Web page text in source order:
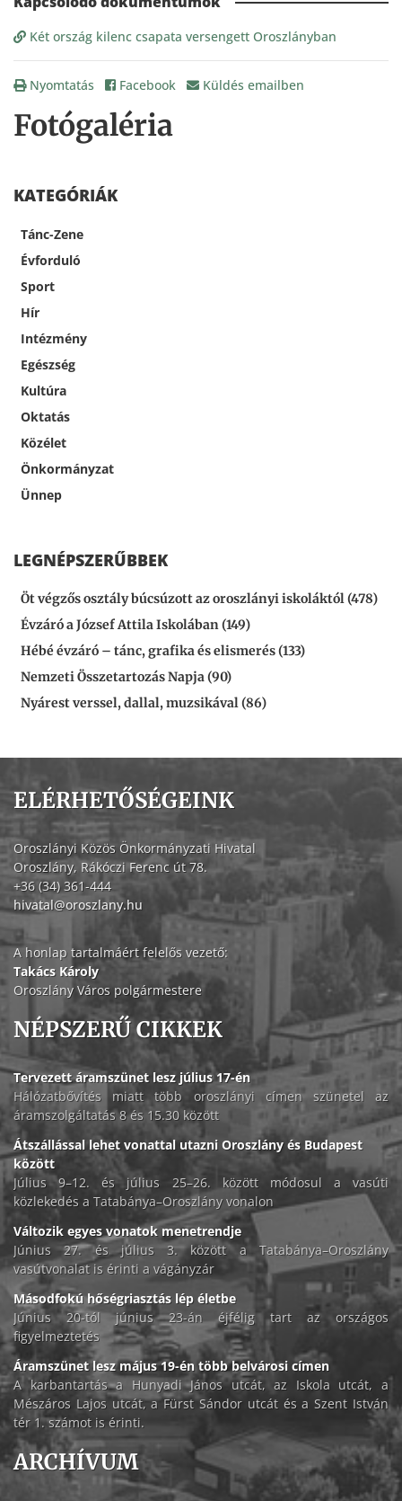
Fotógaléria
KATEGÓRIÁK
Tánc-Zene
Évforduló
Sport
Hír
Intézmény
Egészség
Kultúra
Oktatás
Közélet
Önkormányzat
Ünnep
LEGNÉPSZERŰBBEK
Öt végzős osztály búcsúzott az oroszlányi iskoláktól (478)
Évzáró a József Attila Iskolában (149)
Hébé évzáró – tánc, grafika és elismerés (133)
Nemzeti Összetartozás Napja (90)
Nyárest verssel, dallal, muzsikával (86)
Két ország kilenc csapata versengett Oroszlányban
Nyomtatás Facebook Küldés emailben
ELÉRHETŐSÉGEINK
Oroszlányi Közös Önkormányzati Hivatal
Oroszlány, Rákóczi Ferenc út 78.
+36 (34) 361-444
hivatal@oroszlany.hu
A honlap tartalmáért felelős vezető:
Takács Károly
Oroszlány Város polgármestere
NÉPSZERŰ CIKKEK
Tervezett áramszünet lesz július 17-én
Hálózatbővítés miatt több oroszlányi címen szünetel az
áramszolgáltatás 8 és 15.30 között
Átszállással lehet vonattal utazni Oroszlány és Budapest
között
Július 9–12. és július 25–26. között módosul a vasúti
közlekedés a Tatabánya–Oroszlány vonalon
Változik egyes vonatok menetrendje
Június 27. és július 3. között a Tatabánya–Oroszlány
vasútvonalat is érinti a vágányzár
Másodfokú hőségriasztás lép életbe
Június 20-tól június 23-án éjfélig tart az országos
figyelmeztetés
Áramszünet lesz május 19-én több belvárosi címen
A karbantartás a Hunyadi János utcát, az Iskola utcát, a
Mészáros Lajos utcát, a Fürst Sándor utcát és a Szent István
tér 1. számot is érinti.
ARCHÍVUM